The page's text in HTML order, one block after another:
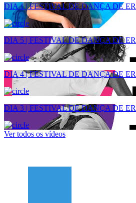
DIA 1 | FESTIVAL DE DANÇA DE
DIA 5 | FESTIVAL DE DANÇA DE
DIA 4 | FESTIVAL DE DANÇA DE
DIA 3 | FESTIVAL DE DANÇA DE
Ver todos os vídeos